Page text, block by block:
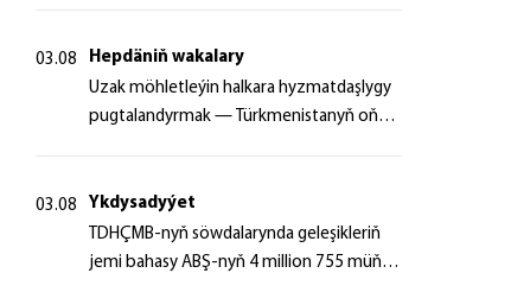
03.08
Hepdäniň wakalary
Uzak möhletleýin halkara hyzmatdaşlygy
pugtalandyrmak — Türkmenistanyň oňyn
03.08
Ykdysadyýet
TDHÇMB-nyň söwdalarynda geleşikleriň
jemi bahasy ABŞ-nyň 4 million 755 müň